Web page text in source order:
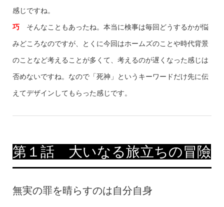
感じですね。
巧そんなこともあったね。本当に検事は毎回どうするかが悩
みどころなのですが、とくに今回はホームズのことや時代背景
のことなど考えることが多くて、考えるのが遅くなった感じは
否めないですね。なので「死神」というキーワードだけ先に伝
えてデザインしてもらった感じです。
第１話 大いなる旅立ちの冒險
無実の罪を晴らすのは自分自身